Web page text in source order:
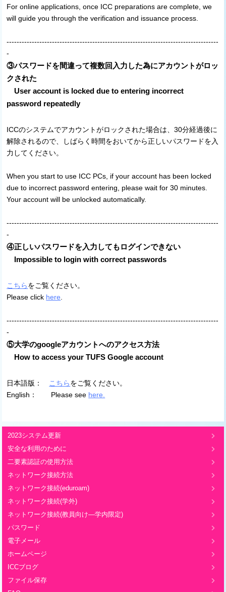
For online applications, once ICC preparations are complete, we
will guide you through the verification and issuance process.
------------------------------------------------------------------------------------
-
③パスワードを間違って複数回入力した為にアカウントがロッ
クされた
User account is locked due to entering incorrect
password repeatedly
ICCのシステムでアカウントがロックされた場合は、30分経過後に
解除されるので、しばらく時間をおいてから正しいパスワードを入
力してください。
When you start to use ICC PCs, if your account has been locked
due to incorrect password entering, please wait for 30 minutes.
Your account will be unlocked automatically.
------------------------------------------------------------------------------------
-
④正しいパスワードを入力してもログインできない
Impossible to login with correct passwords
こちら をご覧ください。
Please click here.
------------------------------------------------------------------------------------
-
⑤大学のgoogleアカウントへのアクセス方法
How to access your TUFS Google account
日本語版： こちら をご覧ください。
English： Please see here.
2023システム更新
安全な利用のために
二要素認証の使用方法
ネットワーク接続方法
ネットワーク接続(eduroam)
ネットワーク接続(学外)
ネットワーク接続(教員向け―学内限定)
パスワード
電子メール
ホームページ
ICCブログ
ファイル保存